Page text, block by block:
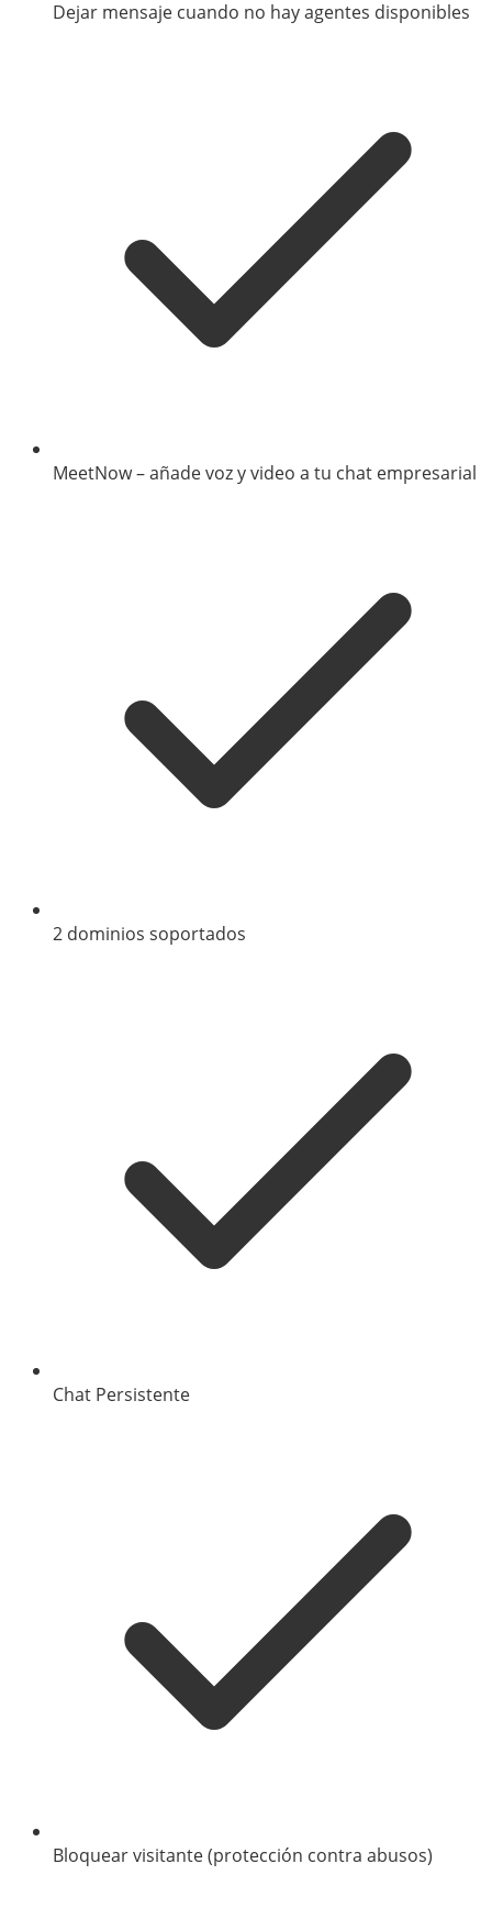
Dejar mensaje cuando no hay agentes disponibles
MeetNow – añade voz y video a tu chat empresarial
2 dominios soportados
Chat Persistente
Bloquear visitante (protección contra abusos)